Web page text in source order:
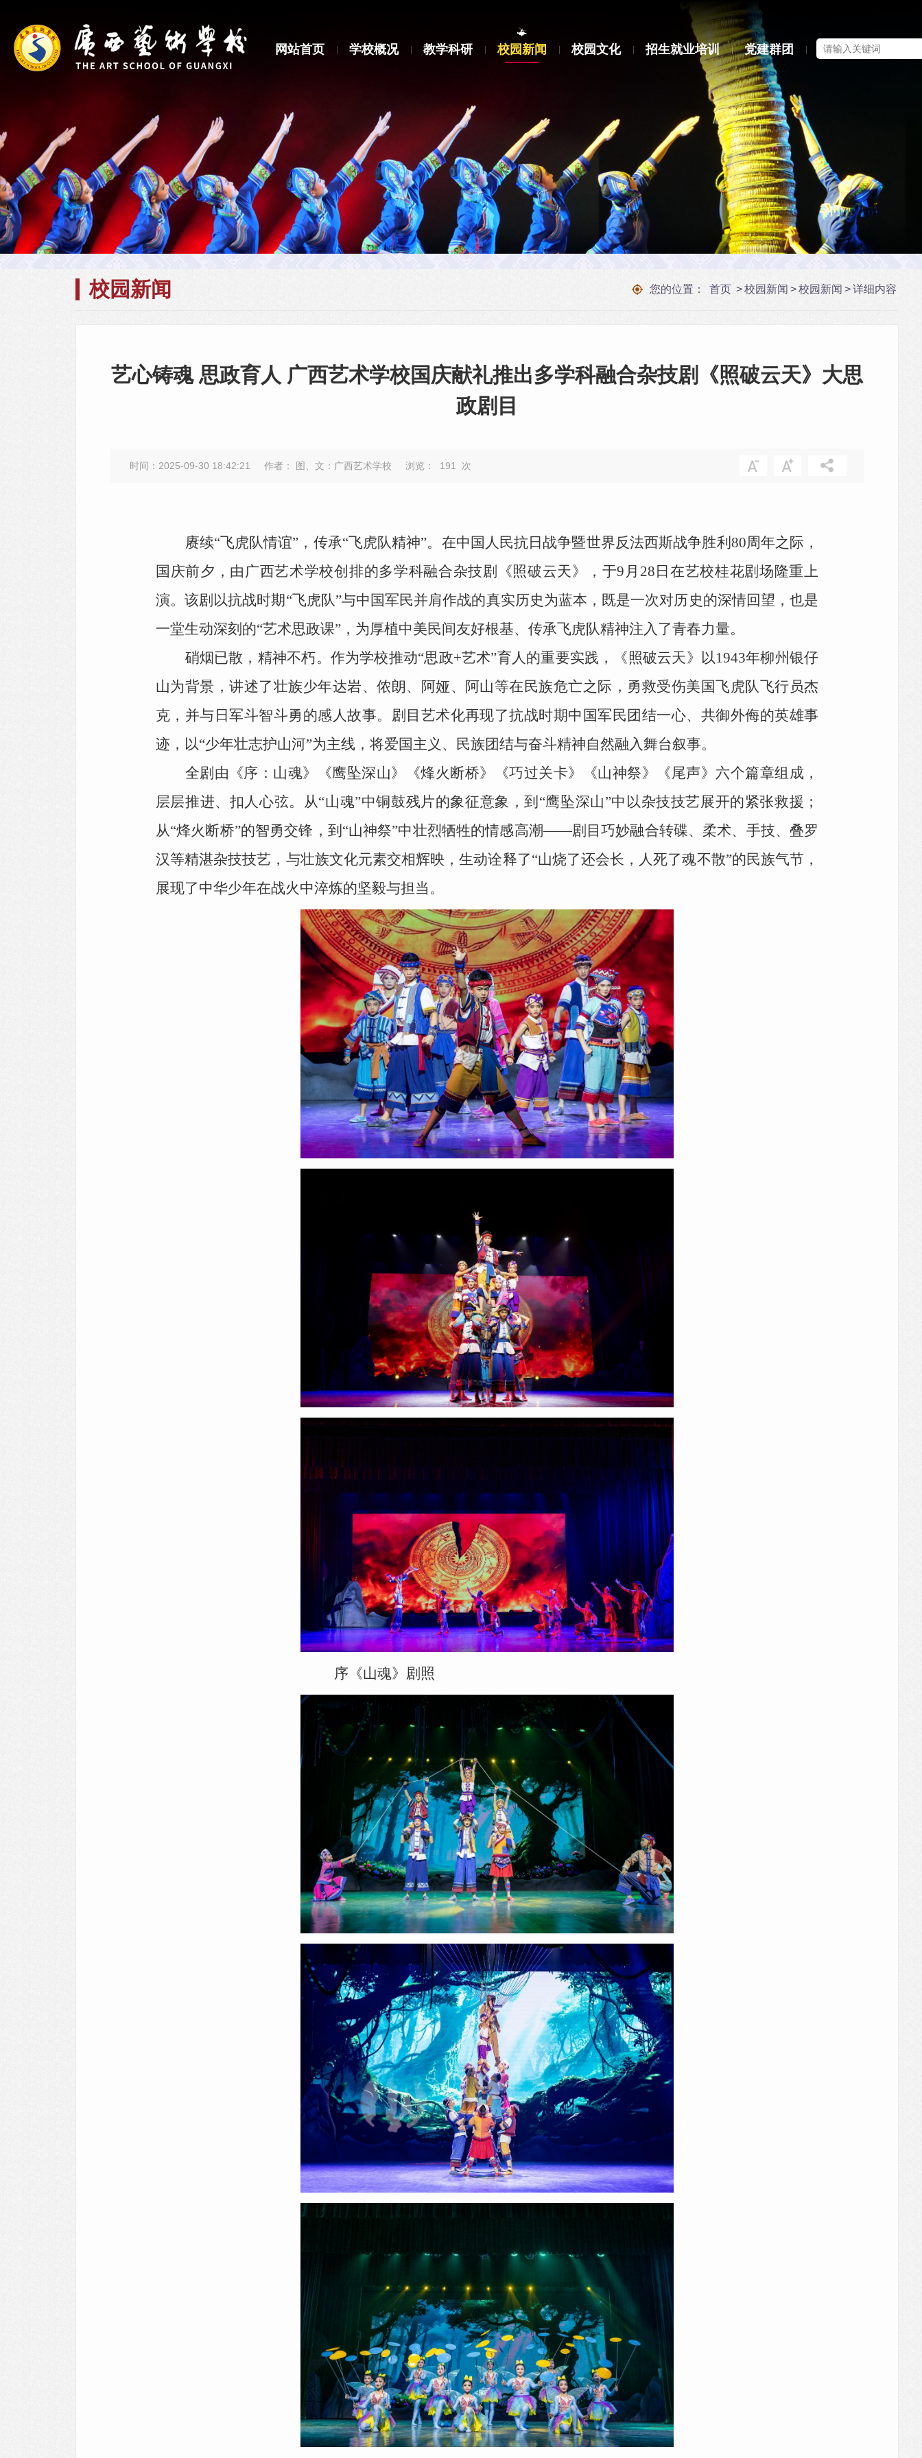
网站首页 学校概况 教学科研 校园新闻 校园文化 招生就业培训 | 党建群团
校园新闻 您的位置： 首页 >校园新闻 >校园新闻 >详细内容
艺心铸魂 思政育人 广西艺术学校国庆献礼推出多学科融合杂技剧《照破云天》大思
政剧目
时间：2025-09-30 18:42:21 作者： 图、文：广西艺术学校 浏览： 191 次
赓续“飞虎队情谊”，传承“飞虎队精神”。在中国人民抗日战争暨世界反法西斯战争胜利80周年之际，
国庆前夕，由广西艺术学校创排的多学科融合杂技剧《照破云天》，于9月28日在艺校桂花剧场隆重上
演。该剧以抗战时期“飞虎队”与中国军民并肩作战的真实历史为蓝本，既是一次对历史的深情回望，也是
一堂生动深刻的“艺术思政课”，为厚植中美民间友好根基、传承飞虎队精神注入了青春力量。
硝烟已散，精神不朽。作为学校推动“思政+艺术”育人的重要实践，《照破云天》以1943年柳州银仔
山为背景，讲述了壮族少年达岩、侬朗、阿娅、阿山等在民族危亡之际，勇救受伤美国飞虎队飞行员杰
克，并与日军斗智斗勇的感人故事。剧目艺术化再现了抗战时期中国军民团结一心、共御外侮的英雄事
迹，以“少年壮志护山河”为主线，将爱国主义、民族团结与奋斗精神自然融入舞台叙事。
全剧由《序：山魂》《鹰坠深山》《烽火断桥》《巧过关卡》《山神祭》《尾声》六个篇章组成，
层层推进、扣人心弦。从“山魂”中铜鼓残片的象征意象，到“鹰坠深山”中以杂技技艺展开的紧张救援；
从“烽火断桥”的智勇交锋，到“山神祭”中壮烈牺牲的情感高潮——剧目巧妙融合转碟、柔术、手技、叠罗
汉等精湛杂技技艺，与壮族文化元素交相辉映，生动诠释了“山烧了还会长，人死了魂不散”的民族气节，
展现了中华少年在战火中淬炼的坚毅与担当。
序《山魂》剧照